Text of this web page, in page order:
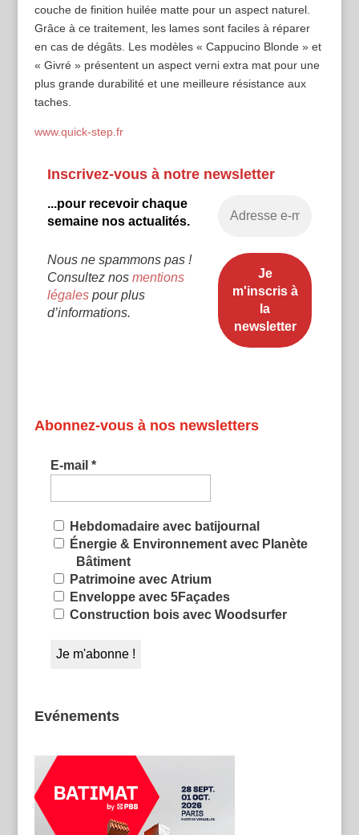
couche de finition huilée matte pour un aspect naturel.
Grâce à ce traitement, les lames sont faciles à réparer
en cas de dégâts. Les modèles « Cappucino Blonde » et
« Givré » présentent un aspect verni extra mat pour une
plus grande durabilité et une meilleure résistance aux
taches.
www.quick-step.fr
Inscrivez-vous à notre newsletter
...pour recevoir chaque
semaine nos actualités.
Nous ne spammons pas !
Consultez nos mentions
légalespour plus
d’informations.
Abonnez-vous à nos newsletters
E-mail *
Hebdomadaire avec batijournal
Énergie & Environnement avec Planète
Bâtiment
Patrimoine avec Atrium
Enveloppe avec 5Façades
Construction bois avec Woodsurfer
Evénements